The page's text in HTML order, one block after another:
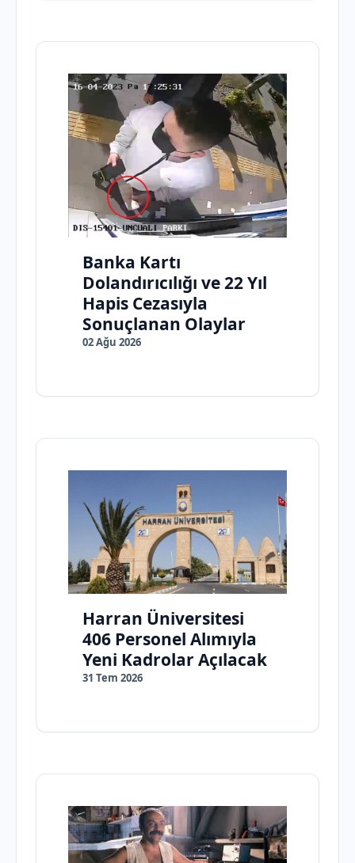
Banka Kartı
Dolandırıcılığı ve 22 Yıl
Hapis Cezasıyla
Sonuçlanan Olaylar
02 Ağu 2026
Harran Üniversitesi
406 Personel Alımıyla
Yeni Kadrolar Açılacak
31 Tem 2026